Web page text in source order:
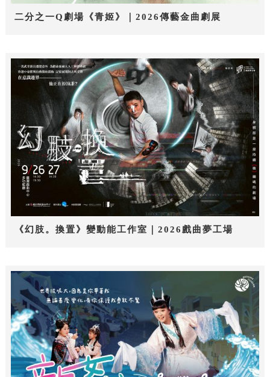
二分之一Q劇場《青姬》｜2026傳藝金曲劇展
《幻肢。換置》變動能工作室｜2026戲曲夢工場